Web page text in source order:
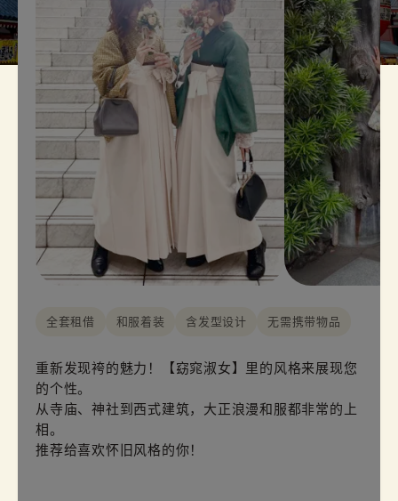
全套租借 和服着装 含发型设计 无需携带物品
重新发现袴的魅力！【窈窕淑女】里的风格来展现您
的个性。
从寺庙、神社到西式建筑，大正浪漫和服都非常的上
相。
推荐给喜欢怀旧风格的你！